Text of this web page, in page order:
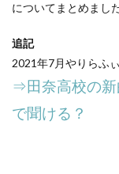
についてまとめまし
追記
2021年7月やりらふ
⇒田奈高校の新
で聞ける？